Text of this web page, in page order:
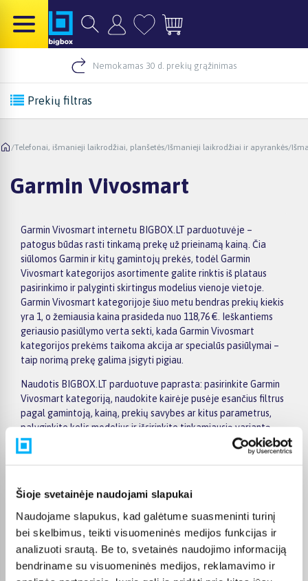
Šioje svetainėje naudojami slapukai
Naudojame slapukus, kad galėtume suasmeninti turinį
bei skelbimus, teikti visuomeninės medijos funkcijas ir
analizuoti srautą. Be to, svetainės naudojimo informaciją
bendriname su visuomeninės medijos, reklamavimo ir
Nemokamas 30 d. prekių grąžinimas
Prekių filtras
/Telefonai, išmanieji laikrodžiai, planšetės/Išmanieji laikrodžiai ir apyrankės/
Garmin Vivosmart
Garmin Vivosmart internetu BIGBOX.LT parduotuvėje –
patogus būdas rasti tinkamą prekę už prieinamą kainą. Čia
siūlomos Garmin ir kitų gamintojų prekės, todėl Garmin
Vivosmart kategorijos asortimente galite rinktis iš plataus
pasirinkimo ir palyginti skirtingus modelius vienoje vietoje.
Garmin Vivosmart kategorijoje šiuo metu bendras prekių kiekis
yra 1, o žemiausia kaina prasideda nuo 118,76 €. Ieškantiems
geriausio pasiūlymo verta sekti, kada Garmin Vivosmart
kategorijos prekėms taikoma akcija ar specialūs pasiūlymai –
taip norimą prekę galima įsigyti pigiau.
Naudotis BIGBOX.LT parduotuve paprasta: pasirinkite Garmin
Vivosmart kategoriją, naudokite kairėje pusėje esančius filtrus
pagal gamintoją, kainą, prekių savybes ar kitus parametrus,
palyginkite kelis modelius ir išsirinkite tinkamiausią variantą.
Prekių sąraše ir prekės puslapyje pateikiama svarbiausia
informacija, todėl galite greitai įvertinti techninius duomenis,
apsipirkti internetu, neskubant ir palyginant skirtingus Garmin
Vivosmart kategorijoje esančius pasiūlymus.
Visoms prekėms nuo 150 Eur taikomas nemokamas 24 mėnesių
lizingas, todėl norimas prekes galima įsigyti išsimokėtinai.
Pristatymas visoje Lietuvoje į paštomatus kainuoja nuo 2,29 €,
o užsakymams nuo 499 € pristatymas į paštomatą nemokamas;